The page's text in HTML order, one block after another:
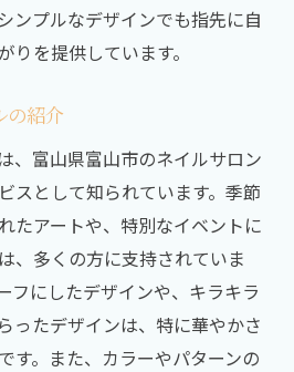
ンプルなデザインでも指先に自
りを提供しています。
の紹介
、富山県富山市のネイルサロン
スとして知られています。季節
たアートや、特別なイベントに
、多くの方に支持されていま
フにしたデザインや、キラキラ
ったデザインは、特に華やかさ
す。また、カラーやパターンの